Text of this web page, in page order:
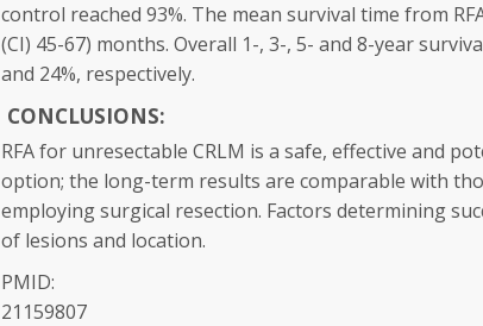
control reached 93%. The mean survival time from
(CI) 45-67) months. Overall 1-, 3-, 5- and 8-year
and 24%, respectively.
CONCLUSIONS:
RFA for unresectable CRLM is a safe, effective and
option; the long-term results are comparable with
employing surgical resection. Factors determining
of lesions and location.
PMID:
21159807